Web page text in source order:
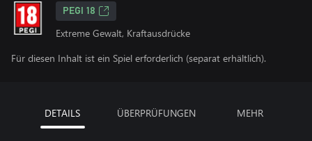
PEGI 18
Extreme Gewalt, Kraftausdrücke
Für diesen Inhalt ist ein Spiel erforderlich (separat erhältlich).
DETAILS ÜBERPRÜFUNGEN MEHR